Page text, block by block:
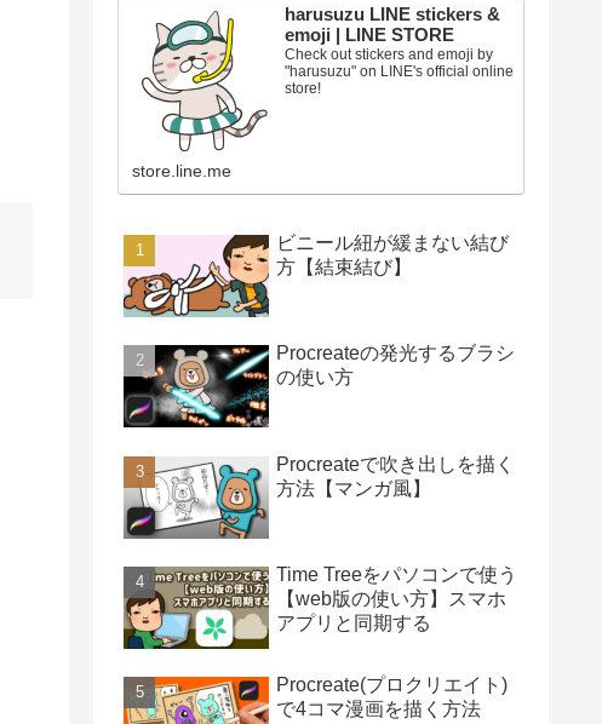
harusuzu LINE stickers &
emoji | LINE STORE
Check out stickers and emoji by
"harusuzu" on LINE's official online
store!
store.line.me
ビニール紐が緩まない結び
方【結束結び】
Procreateの発光するブラシ
の使い方
Procreateで吹き出しを描く
方法【マンガ風】
Time Treeをパソコンで使う
【web版の使い方】スマホ
アプリと同期する
Procreate(プロクリエイト)
で4コマ漫画を描く方法